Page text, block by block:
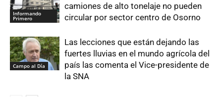
Informando
Primero
camiones de alto tonelaje no pueden
circular por sector centro de Osorno
Campo al Día
Las lecciones que están dejando las
fuertes lluvias en el mundo agrícola del
país las comenta el Vice-presidente de
la SNA